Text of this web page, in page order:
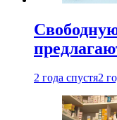
2 года спустя2